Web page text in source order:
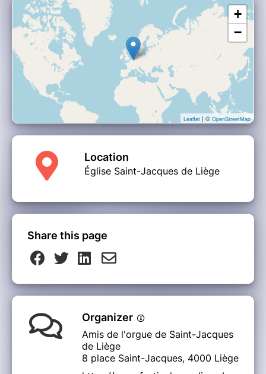
+
−
Leaflet | © OpenStreetMap
Location
Église Saint-Jacques de Liège
Share this page
Organizer
Amis de l'orgue de Saint-Jacques
de Liège
8 place Saint-Jacques, 4000 Liège